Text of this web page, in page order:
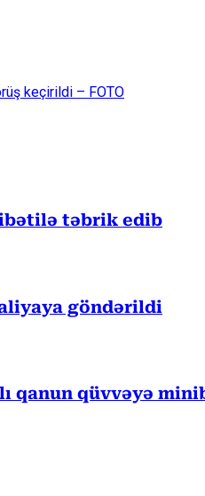
keçirildi – FOTO
təbrik edib
göndərildi
qanun qüvvəyə